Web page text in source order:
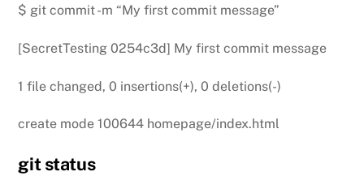
$ git commit -m “My first commit message”
[SecretTesting 0254c3d] My first commit message
1 file changed, 0 insertions(+), 0 deletions(-)
create mode 100644 homepage/index.html
git status